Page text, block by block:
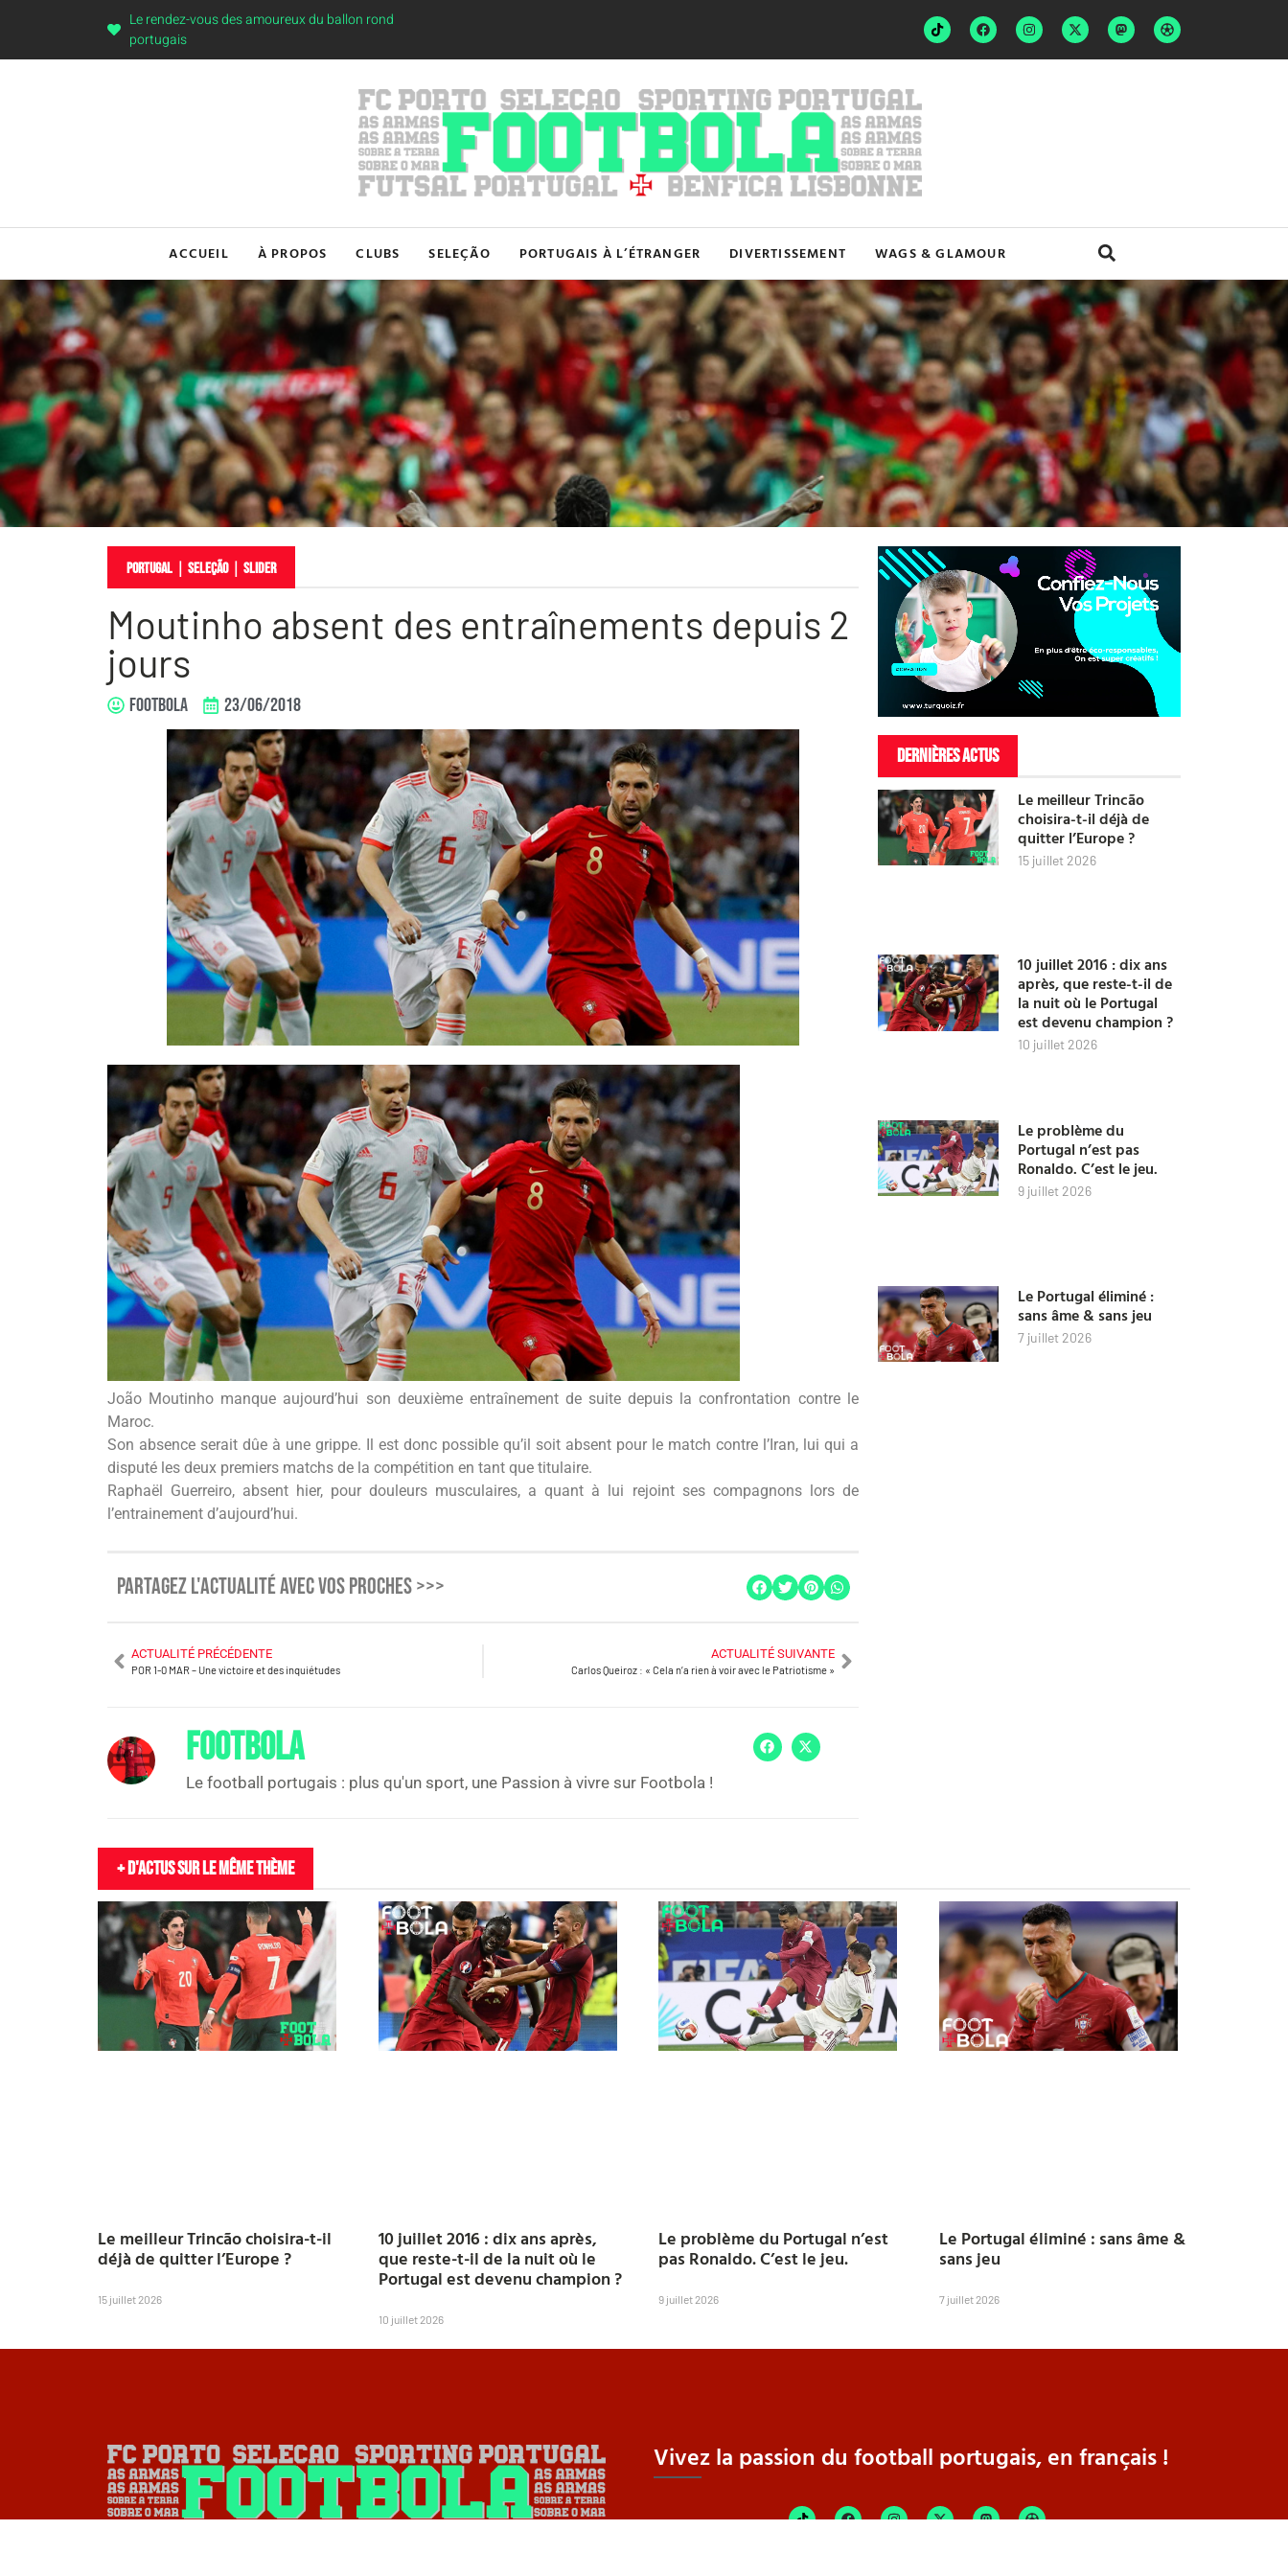
Le rendez-vous des amoureux du ballon rond
portugais
ACCUEIL À PROPOS CLUBS SELEÇÃO PORTUGAIS À L’ÉTRANGER DIVERTISSEMENT WAGS & GLAMOUR
Portugal Seleção｜ slider
Moutinho absent des entraînements depuis 2
jours
FOOTBOLA 23/06/2018
João Moutinho manque aujourd’hui son deuxième entraînement de suite depuis la confrontation contre le
Maroc.
Son absence serait dûe à une grippe. Il est donc possible qu’il soit absent pour le match contre l’Iran, lui qui a
disputé les deux premiers matchs de la compétition en tant que titulaire.
Raphaël Guerreiro, absent hier, pour douleurs musculaires, a quant à lui rejoint ses compagnons lors de
l’entrainement d’aujourd’hui.
PARTAGEZ L'ACTUALITÉ AVEC VOS PROCHES >>>
ACTUALITÉ PRÉCÉDENTE
POR 1-0 MAR – Une victoire et des inquiétudes
ACTUALITÉ SUIVANTE
Carlos Queiroz : « Cela n’a rien à voir avec le Patriotisme »
FOOTBOLA
Le football portugais : plus qu'un sport, une Passion à vivre sur Footbola !
DERNIÈRES ACTUS
Le meilleur Trincão
choisira-t-il déjà de
quitter l’Europe ?
15 juillet 2026
10 juillet 2016 : dix ans
après, que reste-t-il de
la nuit où le Portugal
est devenu champion ?
10 juillet 2026
Le problème du
Portugal n’est pas
Ronaldo. C’est le jeu.
9 juillet 2026
Le Portugal éliminé :
sans âme & sans jeu
7 juillet 2026
+ D'actus sur le même thème
Le meilleur Trincão choisira-t-il
déjà de quitter l’Europe ?
15 juillet 2026
10 juillet 2016 : dix ans après,
que reste-t-il de la nuit où le
Portugal est devenu champion ?
10 juillet 2026
Le problème du Portugal n’est
pas Ronaldo. C’est le jeu.
9 juillet 2026
Le Portugal éliminé : sans âme &
sans jeu
7 juillet 2026
Vivez la passion du football portugais, en français !